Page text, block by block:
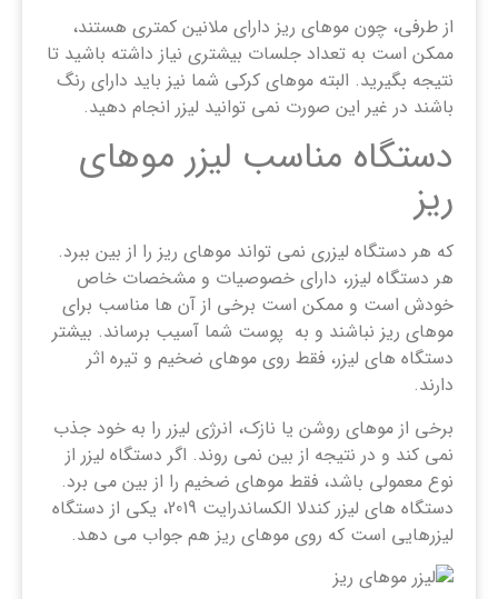
از طرفی، چون موهای ریز دارای ملانین کمتری هستند،
ممکن است به تعداد جلسات بیشتری نیاز داشته باشید تا
نتیجه بگیرید. البته موهای کرکی شما نیز باید دارای رنگ
باشند در غیر این صورت نمی توانید لیزر انجام دهید.
دستگاه مناسب لیزر موهای
ریز
که هر دستگاه لیزری نمی تواند موهای ریز را از بین ببرد.
هر دستگاه لیزر، دارای خصوصیات و مشخصات خاص
خودش است و ممکن است برخی از آن ها مناسب برای
موهای ریز نباشند و به پوست شما آسیب برساند. بیشتر
دستگاه های لیزر، فقط روی موهای ضخیم و تیره اثر
دارند.
برخی از موهای روشن یا نازک، انرژی لیزر را به خود جذب
نمی کند و در نتیجه از بین نمی روند. اگر دستگاه لیزر از
نوع معمولی باشد، فقط موهای ضخیم را از بین می برد.
دستگاه های لیزر کندلا الکساندرایت 2019، یکی از دستگاه
لیزرهایی است که روی موهای ریز هم جواب می دهد.